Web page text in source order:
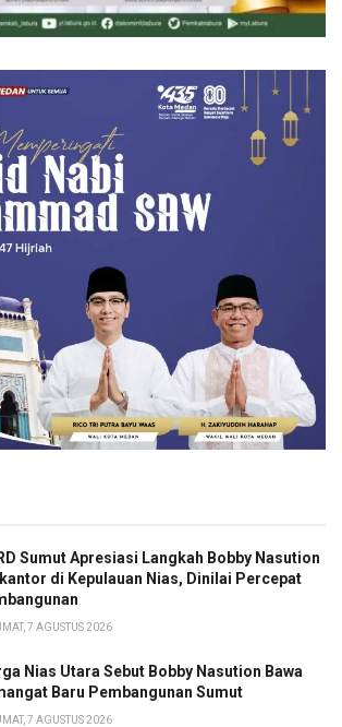
Sumut Apresiasi Langkah Bobby Nasution
di Kepulauan Nias, Dinilai Percepat
7 AGUSTUS 2026
Nias Utara Sebut Bobby Nasution Bawa
Baru Pembangunan Sumut
7 AGUSTUS 2026